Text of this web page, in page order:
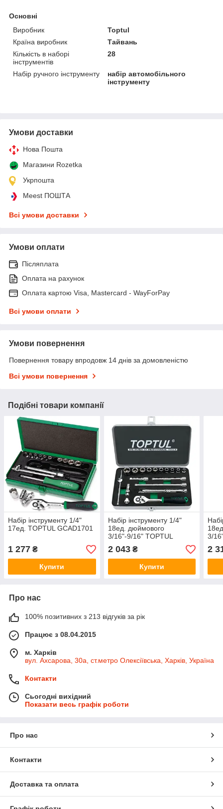
Основні
Виробник
Toptul
Країна виробник
Тайвань
Кількість в наборі
інструментів
28
Набір ручного інструменту
набір автомобільного
інструменту
Умови доставки
Нова Пошта
Магазини Rozetka
Укрпошта
Meest ПОШТА
Всі умови доставки
Умови оплати
Післяплата
Оплата на рахунок
Оплата картою Visa, Mastercard - WayForPay
Всі умови оплати
Умови повернення
Повернення товару впродовж 14 днів за домовленістю
Всі умови повернення
Подібні товари компанії
Набір інструменту 1/4"
17ед. TOPTUL GCAD1701
1 277 ₴
Купити
Набір інструменту 1/4"
18ед. дюймового
3/16"-9/16" TOPTUL
GCAD1811
2 043₴
Купити
3/
2
Про нас
100% позитивних з 213 відгуків за рік
Працює з 08.04.2015
м. Харків
вул. Ахсарова, 30а, ст.метро Олексіївська, Харків, Україна
Контакти
Сьогодні вихідний
Показати весь графік роботи
Про нас
Контакти
Доставка та оплата